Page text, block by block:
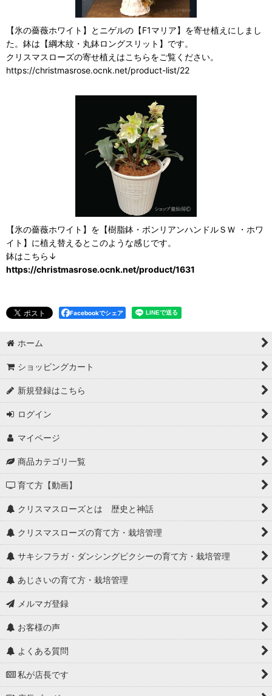
【氷の薔薇ホワイト】とニゲルの【F1マリア】を寄せ植えにしまし
た。鉢は【綱木紋・丸鉢ロングスリット】です。
クリスマスローズの寄せ植えはこちらをご覧ください。
https://christmasrose.ocnk.net/product-list/22
【氷の薔薇ホワイト】を【樹脂鉢・ボンリアンハンドルＳＷ ・ホワ
イト】に植え替えるとこのような感じです。
鉢はこちら↓
https://christmasrose.ocnk.net/product/1631
Facebookでシェア
ホーム
ショッピングカート
新規登録はこちら
ログイン
マイページ
商品カテゴリ一覧
育て方【動画】
クリスマスローズとは 歴史と神話
クリスマスローズの育て方・栽培管理
サキシフラガ・ダンシングピクシーの育て方・栽培管理
あじさいの育て方・栽培管理
メルマガ登録
お客様の声
よくある質問
私が店長です